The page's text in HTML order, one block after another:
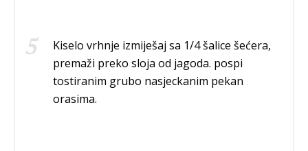
Kiselo vrhnje izmiješaj sa 1/4 šalice šećera,
premaži preko sloja od jagoda. pospi
tostiranim grubo nasjeckanim pekan
orasima.